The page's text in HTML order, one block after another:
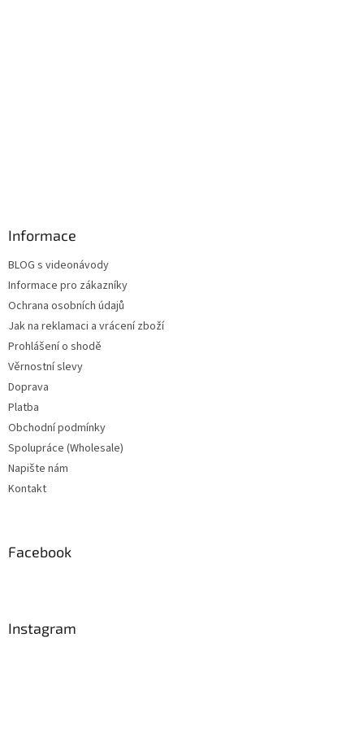
Informace
BLOG s videonávody
Informace pro zákazníky
Ochrana osobních údajů
Jak na reklamaci a vrácení zboží
Prohlášení o shodě
Věrnostní slevy
Doprava
Platba
Obchodní podmínky
Spolupráce (Wholesale)
Napište nám
Kontakt
Facebook
Instagram